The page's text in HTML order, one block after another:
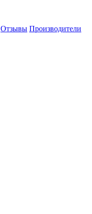
Отзывы Производители